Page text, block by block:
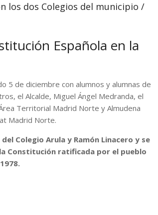
los dos Colegios del municipio /
Española en la
5 de diciembre con alumnos y alumnas de
el Alcalde, Miguel Ángel Medranda, el
Territorial Madrid Norte y Almudena
Madrid Norte.
Colegio Arula y Ramón Linacero y se
Constitución ratificada por el pueblo